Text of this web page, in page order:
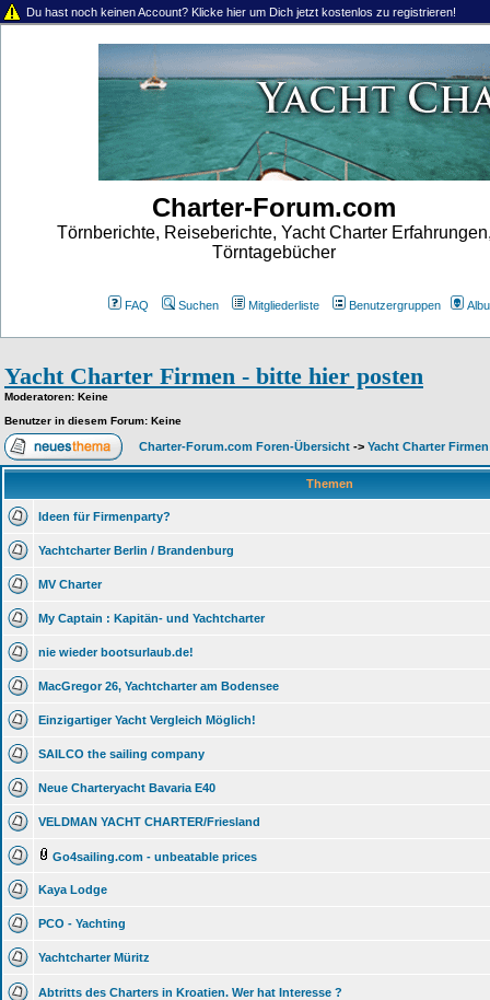
Du hast noch keinen Account? Klicke hier um Dich jetzt kostenlos zu registrieren!
Charter-Forum.com
Törnberichte, Reiseberichte, Yacht Charter
Törntagebücher
FAQ Suchen Mitgliederliste Benutzergruppen
Yacht Charter Firmen - bitte hier posten
Moderatoren: Keine
Benutzer in diesem Forum: Keine
Charter-Forum.com Foren-Übersicht -> Yacht Charter
Themen
Ideen für Firmenparty?
Yachtcharter Berlin / Brandenburg
MV Charter
My Captain : Kapitän- und Yachtcharter
nie wieder bootsurlaub.de!
MacGregor 26, Yachtcharter am Bodensee
Einzigartiger Yacht Vergleich Möglich!
SAILCO the sailing company
Neue Charteryacht Bavaria E40
VELDMAN YACHT CHARTER/Friesland
Go4sailing.com - unbeatable prices
Kaya Lodge
PCO - Yachting
Yachtcharter Müritz
Abtritts des Charters in Kroatien. Wer hat Interesse ?